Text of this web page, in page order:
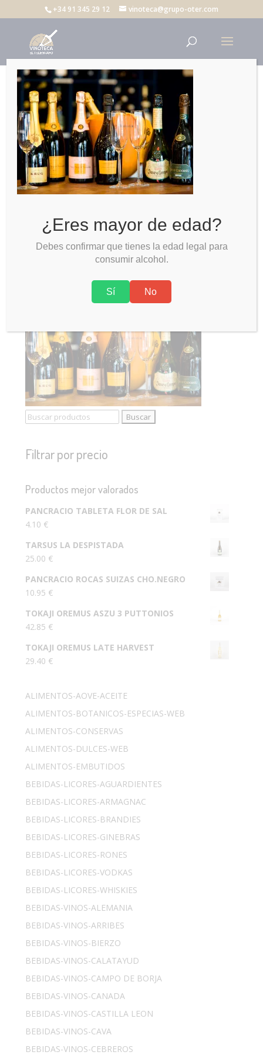
+34 91 345 29 12 vinoteca@grupo-oter.com
Botellas vinoteca
Buscar:
Filtrar por precio
Productos mejor valorados
PANCRACIO TABLETA FLOR DE SAL
4.10 €
TARSUS LA DESPISTADA
25.00 €
PANCRACIO ROCAS SUIZAS CHO.NEGRO
10.95 €
TOKAJI OREMUS ASZU 3 PUTTONIOS
42.85 €
TOKAJI OREMUS LATE HARVEST
29.40 €
ALIMENTOS-AOVE-ACEITE
ALIMENTOS-BOTANICOS-ESPECIAS-WEB
ALIMENTOS-CONSERVAS
ALIMENTOS-DULCES-WEB
ALIMENTOS-EMBUTIDOS
BEBIDAS-LICORES-AGUARDIENTES
BEBIDAS-LICORES-ARMAGNAC
BEBIDAS-LICORES-BRANDIES
BEBIDAS-LICORES-GINEBRAS
BEBIDAS-LICORES-RONES
BEBIDAS-LICORES-VODKAS
BEBIDAS-LICORES-WHISKIES
BEBIDAS-VINOS-ALEMANIA
BEBIDAS-VINOS-ARRIBES
BEBIDAS-VINOS-BIERZO
BEBIDAS-VINOS-CALATAYUD
BEBIDAS-VINOS-CAMPO DE BORJA
BEBIDAS-VINOS-CANADA
BEBIDAS-VINOS-CASTILLA LEON
BEBIDAS-VINOS-CAVA
BEBIDAS-VINOS-CEBREROS
¿Eres mayor de edad?
Debes confirmar que tienes la edad legal para
consumir alcohol.
Sí No